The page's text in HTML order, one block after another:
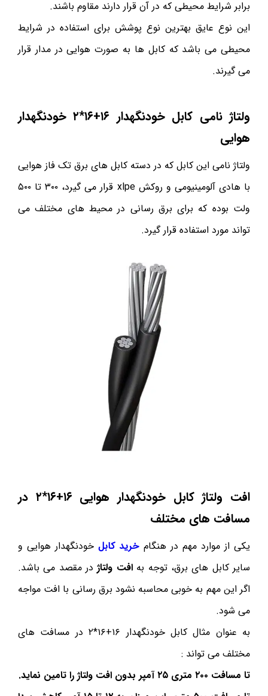
برابر شرایط محیطی که در آن قرار دارند مقاوم باشند.
این نوع عایق بهترین نوع پوشش برای استفاده در شرایط
محیطی می باشد که کابل ها به صورت هوایی در مدار قرار
می گیرند.
ولتاژ نامی کابل خودنگهدار ۱۶+۱۶*۲ خودنگهدار
هوایی
ولتاژ نامی این کابل که در دسته کابل های برق تک فاز هوایی
با هادی آلومینیومی و روکش xlpe قرار می گیرد، ۳۰۰ تا ۵۰۰
ولت بوده که برای برق رسانی در محیط های مختلف می
تواند مورد استفاده قرار گیرد.
افت ولتاژ کابل خودنگهدار هوایی ۱۶+۱۶*۲ در
مسافت های مختلف
یکی از موارد مهم در هنگامخرید کابلخودنگهدار هوایی و
سایر کابل های برق، توجه به افت ولتاژدر مقصد می باشد.
اگر این مهم به خوبی محاسبه نشود برق رسانی با افت مواجه
می شود.
به عنوان مثال کابل خودنگهدار ۱۶+۱۶*۲ در مسافت های
مختلف می تواند :
تا مسافت ۲۰۰ متری ۲۵ آمپر بدون افت ولتاژ را تامین نماید.